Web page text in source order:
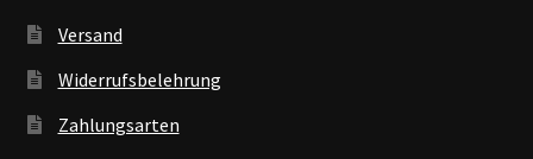
Versand
Widerrufsbelehrung
Zahlungsarten